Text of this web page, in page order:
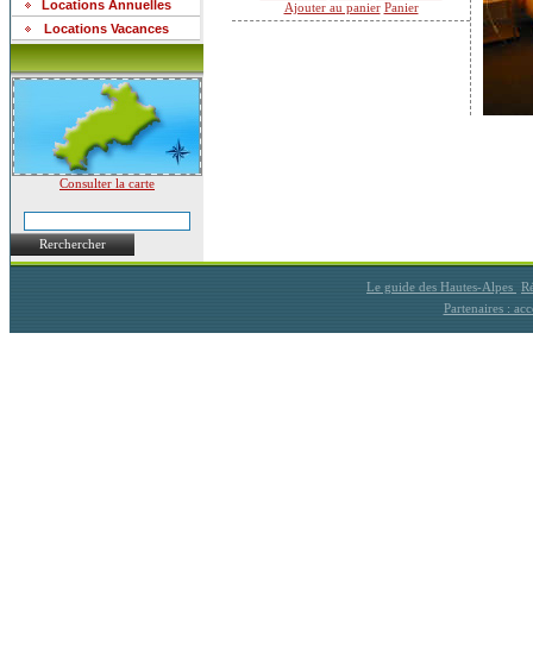
Locations Annuelles
Locations Vacances
Consulter la carte
Rerchercher
Ajouter au panier Panier
Le guide des Hautes-Alpes
Partenaires :